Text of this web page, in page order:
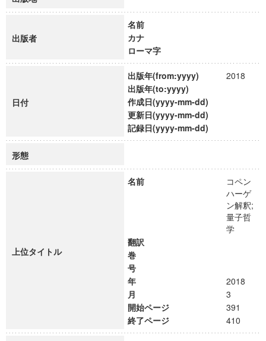
出版者
名前
カナ
ローマ字
日付
出版年(from:yyyy)
2018
出版年(to:yyyy)
作成日(yyyy-mm-dd)
更新日(yyyy-mm-dd)
記録日(yyyy-mm-dd)
形態
上位タイトル
名前
コペン
ハーゲ
ン解釈;
量子哲
学
翻訳
巻
号
年
2018
月
3
開始ページ
391
終了ページ
410